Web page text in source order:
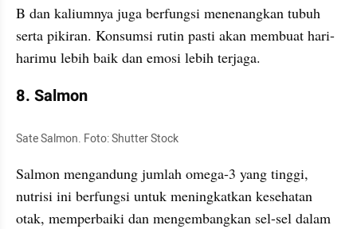
B dan kaliumnya juga berfungsi menenangkan tubuh
serta pikiran. Konsumsi rutin pasti akan membuat hari-
harimu lebih baik dan emosi lebih terjaga.
8. Salmon
Sate Salmon. Foto: Shutter Stock
Salmon mengandung jumlah omega-3 yang tinggi,
nutrisi ini berfungsi untuk meningkatkan kesehatan
otak, memperbaiki dan mengembangkan sel-sel dalam